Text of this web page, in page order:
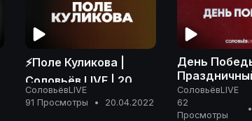
⚡️Поле Куликова |
Соловьёв LIVE | 20
апреля 2022 года
СоловьёвLIVE
91 Просмотры
• 20.04.2022
День
Соловьёв
2022 года
СоловьёвLIVE
62
Просмотры
•